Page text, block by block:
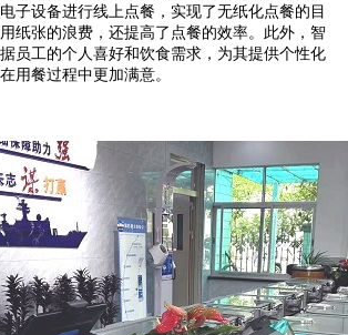
子设备进行线上点餐，实现了无纸化点餐的目
纸张的浪费，还提高了点餐的效率。此外，智
员工的个人喜好和饮食需求，为其提供个性化
用餐过程中更加满意。